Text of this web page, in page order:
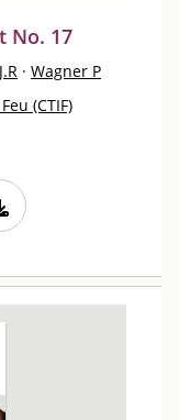
No. 17
· Wagner P
(CTIF)